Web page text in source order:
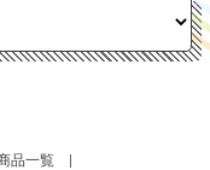
品一覧